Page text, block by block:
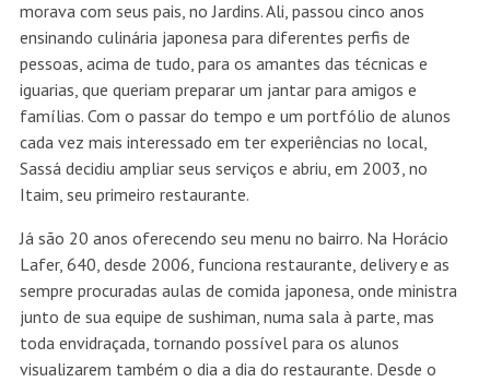
morava com seus pais, no Jardins. Ali, passou cinco anos
ensinando culinária japonesa para diferentes perfis de
pessoas, acima de tudo, para os amantes das técnicas e
iguarias, que queriam preparar um jantar para amigos e
famílias. Com o passar do tempo e um portfólio de alunos
cada vez mais interessado em ter experiências no local,
Sassá decidiu ampliar seus serviços e abriu, em 2003, no
Itaim, seu primeiro restaurante.
Já são 20 anos oferecendo seu menu no bairro. Na Horácio
Lafer, 640, desde 2006, funciona restaurante, delivery e as
sempre procuradas aulas de comida japonesa, onde ministra
junto de sua equipe de sushiman, numa sala à parte, mas
toda envidraçada, tornando possível para os alunos
visualizarem também o dia a dia do restaurante. Desde o